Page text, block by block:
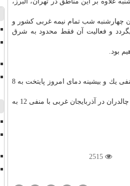
چهارشنبه شب تمام نیمه غربی كشور و
و فعالیت آن فقط محدود به شرق
هواشناسی اضافه كرد: پنجشنبه تهران برفی خواهد بود ؛ كمینه امروز بامداد مهرآباد منفی یك و بیشینه دمای امروز پایتخت به 8
گودرزی اظهار داشت: زرآباد و چابهار در سیستان و بلوچستان با 29 درجه و زرینه در كردستان منفی 13 و چالدران در آذربایجان غربی با منفی 12 به
2515